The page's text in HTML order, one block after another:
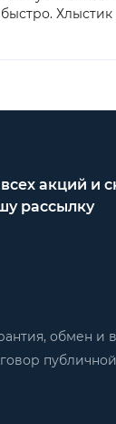
акций и
рассылку
обмен и